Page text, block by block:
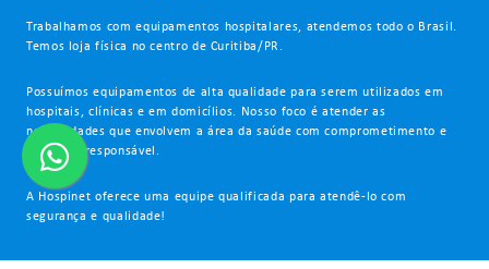
Trabalhamos com equipamentos hospitalares, atendemos todo o Brasil.
Temos loja física no centro de Curitiba/PR.
Possuímos equipamentos de alta qualidade para serem utilizados em
hospitais, clínicas e em domicílios. Nosso foco é atender as
necessidades que envolvem a área da saúde com comprometimento e
de forma responsável.
A Hospinet oferece uma equipe qualificada para atendê-lo com
segurança e qualidade!